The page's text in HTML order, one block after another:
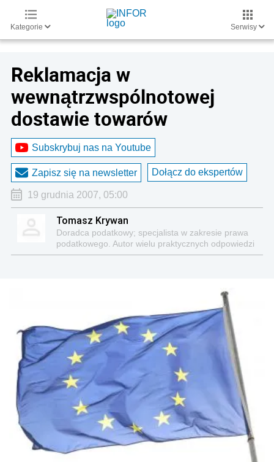
Kategorie Serwisy
Reklamacja w
wewnątrzwspólnotowej
dostawie towarów
Subskrybuj nas na Youtube
Zapisz się na newsletter Dołącz do ekspertów
19 grudnia 2007, 05:00
Tomasz Krywan
Doradca podatkowy; specjalista w zakresie prawa
podatkowego. Autor wielu praktycznych odpowiedzi
na pytania z zakresu prawa podatkowego i licznych